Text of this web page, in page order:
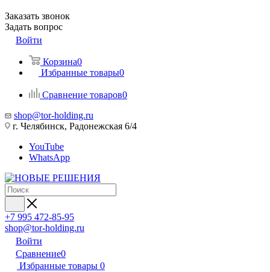
Заказать звонок
Задать вопрос
Войти
Корзина0
Избранные товары0
Сравнение товаров0
shop@tor-holding.ru
г. Челябинск, Радонежская 6/4
YouTube
WhatsApp
+7 995 472-85-95
shop@tor-holding.ru
Войти
Сравнение0
Избранные товары 0